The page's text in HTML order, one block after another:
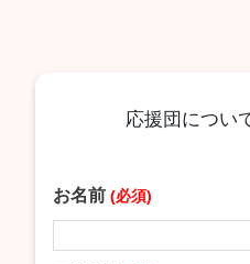
応援団につい
お名前 (必須)